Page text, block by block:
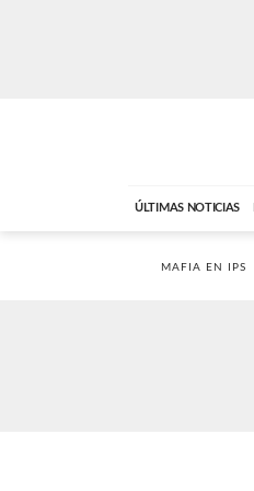
ÚLTIMAS NOTICIAS
MAFIA EN IPS